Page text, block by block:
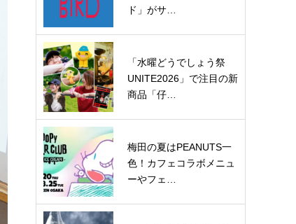
ド」がサ…
「水曜どうでしょう祭
UNITE2026」で注目の新
商品「仔…
梅田の夏はPEANUTS一
色！カフェコラボメニュ
ーやフェ…